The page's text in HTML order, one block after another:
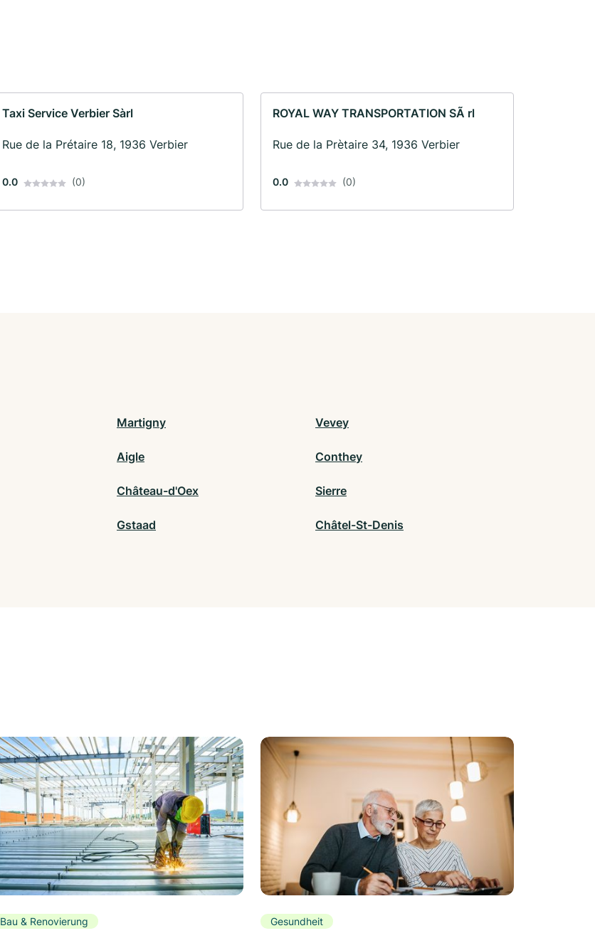
Taxi Service Verbier Sàrl
Rue de la Prétaire 18, 1936 Verbier
0.0 (0)
ROYAL WAY TRANSPORTATION SÃ rl
Rue de la Prètaire 34, 1936 Verbier
0.0 (0)
Martigny Vevey
Aigle Conthey
Château-d'Oex Sierre
Gstaad Châtel-St-Denis
Bau & Renovierung Gesundheit